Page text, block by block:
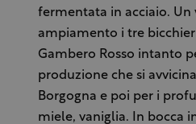
fermentata in acciaio. Un
ampiamento i tre
Gambero Rosso intanto
produzione che si
Borgogna e poi per i
miele, vaniglia. In bocca